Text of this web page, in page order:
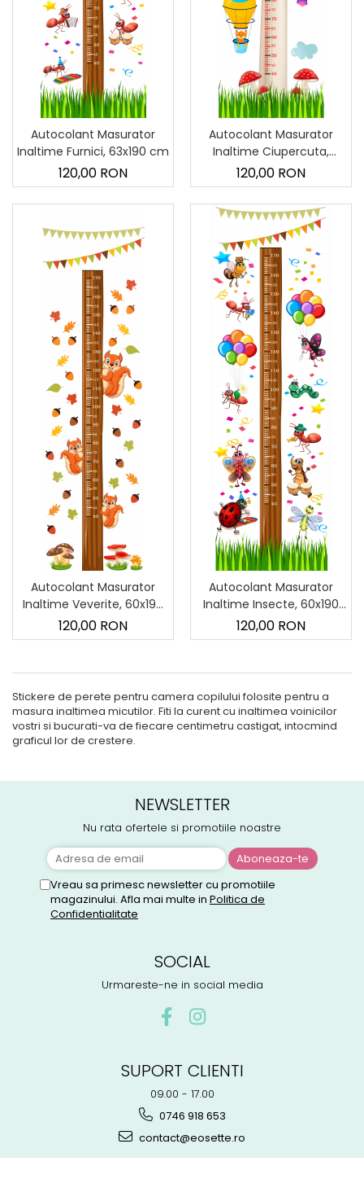
Autocolant Masurator
Inaltime Furnici, 63x190 cm
120,00 RON
Autocolant Masurator
Inaltime Ciupercuta,
63x200 cm
120,00 RON
Autocolant Masurator
Inaltime Veverite, 60x190
cm
120,00 RON
Autocolant Masurator
Inaltime Insecte, 60x190
cm
120,00 RON
Stickere de perete pentru camera copilului folosite pentru a
masura inaltimea micutilor. Fiti la curent cu inaltimea voinicilor
vostri si bucurati-va de fiecare centimetru castigat, intocmind
graficul lor de crestere.
NEWSLETTER
Nu rata ofertele si promotiile noastre
Vreau sa primesc newsletter cu promotiile
magazinului. Afla mai multe in Politica de
Confidentialitate
SOCIAL
Urmareste-ne in social media
SUPORT CLIENTI
09.00 - 17.00
0746 918 653
contact@eosette.ro